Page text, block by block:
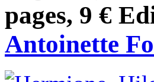
pages, 9 €
Antoinette